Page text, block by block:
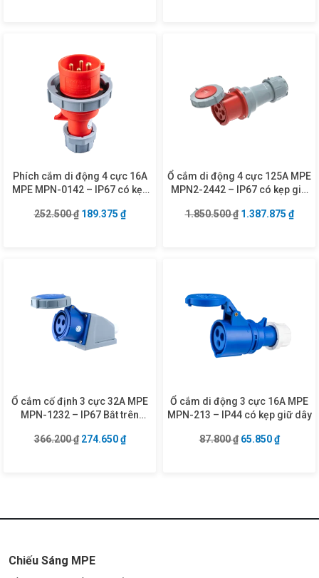
Phích cắm di động 4 cực 16A
MPE MPN-0142 – IP67 có kẹp
252.500₫ Giá gốc là: 252.500 ₫.
189.375 ₫Giá hiện tại là: 189.375 ₫.
Ổ cắm di động 4 cực 125A MPE
MPN2-2442 – IP67 có kẹp giữ
1.850.500₫ Giá gốc là:
1.387.875 ₫Giá
Ổ cắm cố định 3 cực 32A MPE
MPN-1232 – IP67 Bắt trên
366.200₫ Giá gốc là: 366.200 ₫.
274.650₫Giá hiện tại là: 274.650 ₫.
Ổ cắm di động 3 cực 16A MPE
MPN-213 – IP44 có kẹp giữ dây
87.800₫ Giá gốc là:
65.850₫Giá hiện
Chiếu Sáng MPE